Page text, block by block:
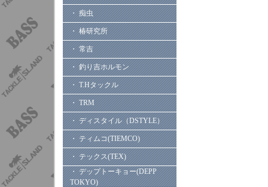
・ 痴虫
・ 椿研究所
・ 常吉
・ 釣り吉ホルモン
・ T.Hタックル
・ TRM
・ ディスタイル（DSTYLE）
・ ティムコ(TIEMCO)
・ テックス(TEX)
・ デップトーキョー(DEPP
TOKYO)